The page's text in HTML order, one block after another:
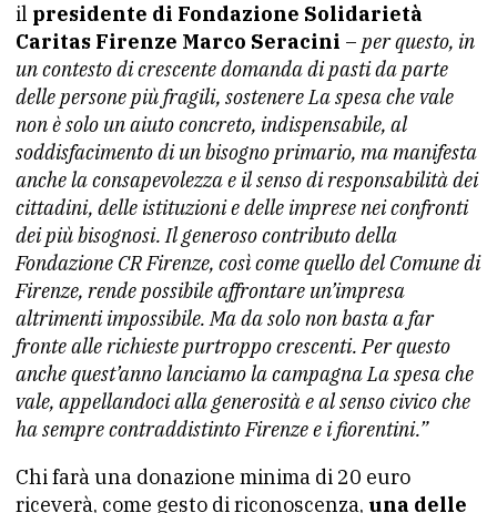
il presidente di Fondazione Solidarietà
Caritas Firenze Marco Seracini – per questo, in
un contesto di crescente domanda di pasti da parte
delle persone più fragili, sostenere La spesa che vale
non è solo un aiuto concreto, indispensabile, al
soddisfacimento di un bisogno primario, ma manifesta
anche la consapevolezza e il senso di responsabilità dei
cittadini, delle istituzioni e delle imprese nei confronti
dei più bisognosi. Il generoso contributo della
Fondazione CR Firenze, così come quello del Comune di
Firenze, rende possibile affrontare un’impresa
altrimenti impossibile. Ma da solo non basta a far
fronte alle richieste purtroppo crescenti. Per questo
anche quest’anno lanciamo la campagna La spesa che
vale, appellandoci alla generosità e al senso civico che
ha sempre contraddistinto Firenze e i fiorentini.”
Chi farà una donazione minima di 20 euro
riceverà, come gesto di riconoscenza, una delle